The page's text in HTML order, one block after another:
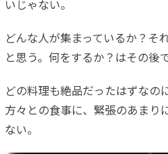
いじゃない。
どんな人が集まっているか？そ
と思う。何をするか？はその後
どの料理も絶品だったはずなの
方々との食事に、緊張のあまり
ない。